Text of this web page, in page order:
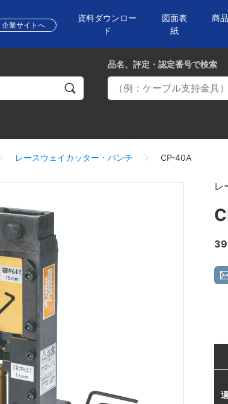
企業サイトへ
資料ダウンロー
ド
図面表
紙
商
品名、評定・認定番号で検索
レースウェイカッター・パンチ CP-40A
レ